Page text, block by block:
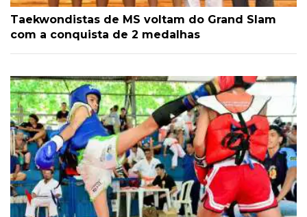
Taekwondistas de MS voltam do Grand Slam
com a conquista de 2 medalhas